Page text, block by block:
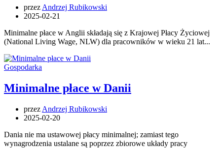
przez Andrzej Rubikowski
2025-02-21
Minimalne płace w Anglii składają się z Krajowej Płacy Życiowej
(National Living Wage, NLW) dla pracowników w wieku 21 lat...
Gospodarka
Minimalne płace w Danii
przez Andrzej Rubikowski
2025-02-20
Dania nie ma ustawowej płacy minimalnej; zamiast tego
wynagrodzenia ustalane są poprzez zbiorowe układy pracy